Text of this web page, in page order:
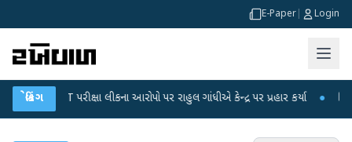
E-Paper Login
બ્રેકિંગ
NET પરીક્ષા લીકના આરોપો પર રાહુલ ગાંધીએ કેન્દ્ર પર પ્રહાર કર્યા ● હિંમતનગરમાં